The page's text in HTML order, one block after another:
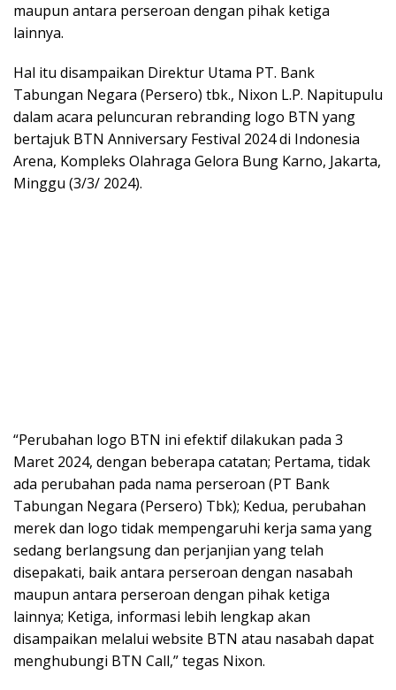
maupun antara perseroan dengan pihak ketiga
lainnya.
Hal itu disampaikan Direktur Utama PT. Bank
Tabungan Negara (Persero) tbk., Nixon L.P. Napitupulu
dalam acara peluncuran rebranding logo BTN yang
bertajuk BTN Anniversary Festival 2024 di Indonesia
Arena, Kompleks Olahraga Gelora Bung Karno, Jakarta,
Minggu (3/3/ 2024).
“Perubahan logo BTN ini efektif dilakukan pada 3
Maret 2024, dengan beberapa catatan; Pertama, tidak
ada perubahan pada nama perseroan (PT Bank
Tabungan Negara (Persero) Tbk); Kedua, perubahan
merek dan logo tidak mempengaruhi kerja sama yang
sedang berlangsung dan perjanjian yang telah
disepakati, baik antara perseroan dengan nasabah
maupun antara perseroan dengan pihak ketiga
lainnya; Ketiga, informasi lebih lengkap akan
disampaikan melalui website BTN atau nasabah dapat
menghubungi BTN Call,” tegas Nixon.